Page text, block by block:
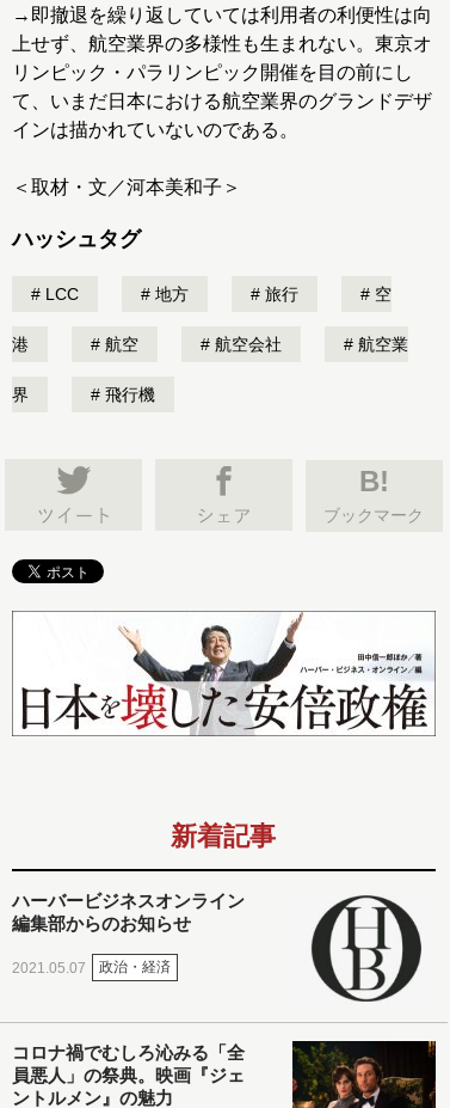
→即撤退を繰り返していては利用者の利便性は向
上せず、航空業界の多様性も生まれない。東京オ
リンピック・パラリンピック開催を目の前にし
て、いまだ日本における航空業界のグランドデザ
インは描かれていないのである。
＜取材・文／河本美和子＞
ハッシュタグ
LCC 地方 旅行 空
港 航空 航空会社 航空業
界 飛行機
B!
ブックマーク
新着記事
ハーバービジネスオンライン
編集部からのお知らせ
2021.05.07 政治・経済
コロナ禍でむしろ沁みる「全
員悪人」の祭典。映画『ジェ
ントルメン』の魅力